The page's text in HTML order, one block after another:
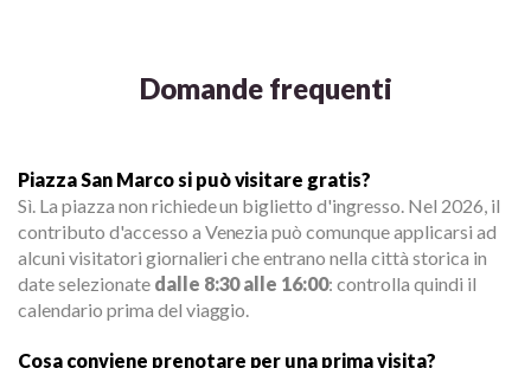
Domande frequenti
Piazza San Marco si può visitare gratis?
Sì. La piazza non richiede un biglietto d'ingresso. Nel 2026, il
contributo d'accesso a Venezia può comunque applicarsi ad
alcuni visitatori giornalieri che entrano nella città storica in
date selezionate dalle 8:30 alle 16:00: controlla quindi il
calendario prima del viaggio.
Cosa conviene prenotare per una prima visita?